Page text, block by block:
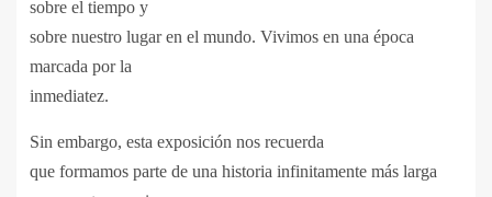
sobre el tiempo y
sobre nuestro lugar en el mundo. Vivimos en una época
marcada por la
inmediatez.
Sin embargo, esta exposición nos recuerda
que formamos parte de una historia infinitamente más larga